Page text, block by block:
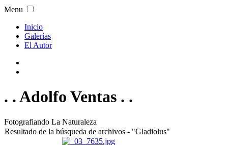
Menu
Inicio
Galerías
El Autor
. . Adolfo Ventas . .
Fotografiando La Naturaleza
Resultado de la búsqueda de archivos - "Gladiolus"